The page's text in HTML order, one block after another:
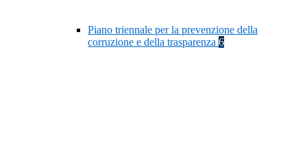
Piano triennale per la prevenzione della
corruzione e della trasparenza 6